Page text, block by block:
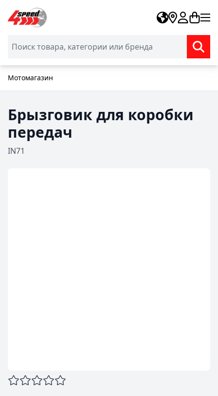
Skip to Content
Мотомагазин
Брызговик для коробки
передач
IN71